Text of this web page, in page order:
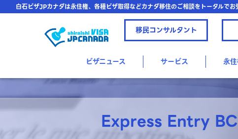
白石ビザJPカナダは永住権、各種ビザ取得などカナダ移住のご相談をトータルでお
移民コンサルタント
ビザニュース サービス 永
Express Entry